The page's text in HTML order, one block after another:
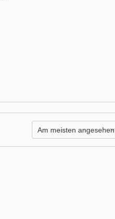
Am meisten angesehen